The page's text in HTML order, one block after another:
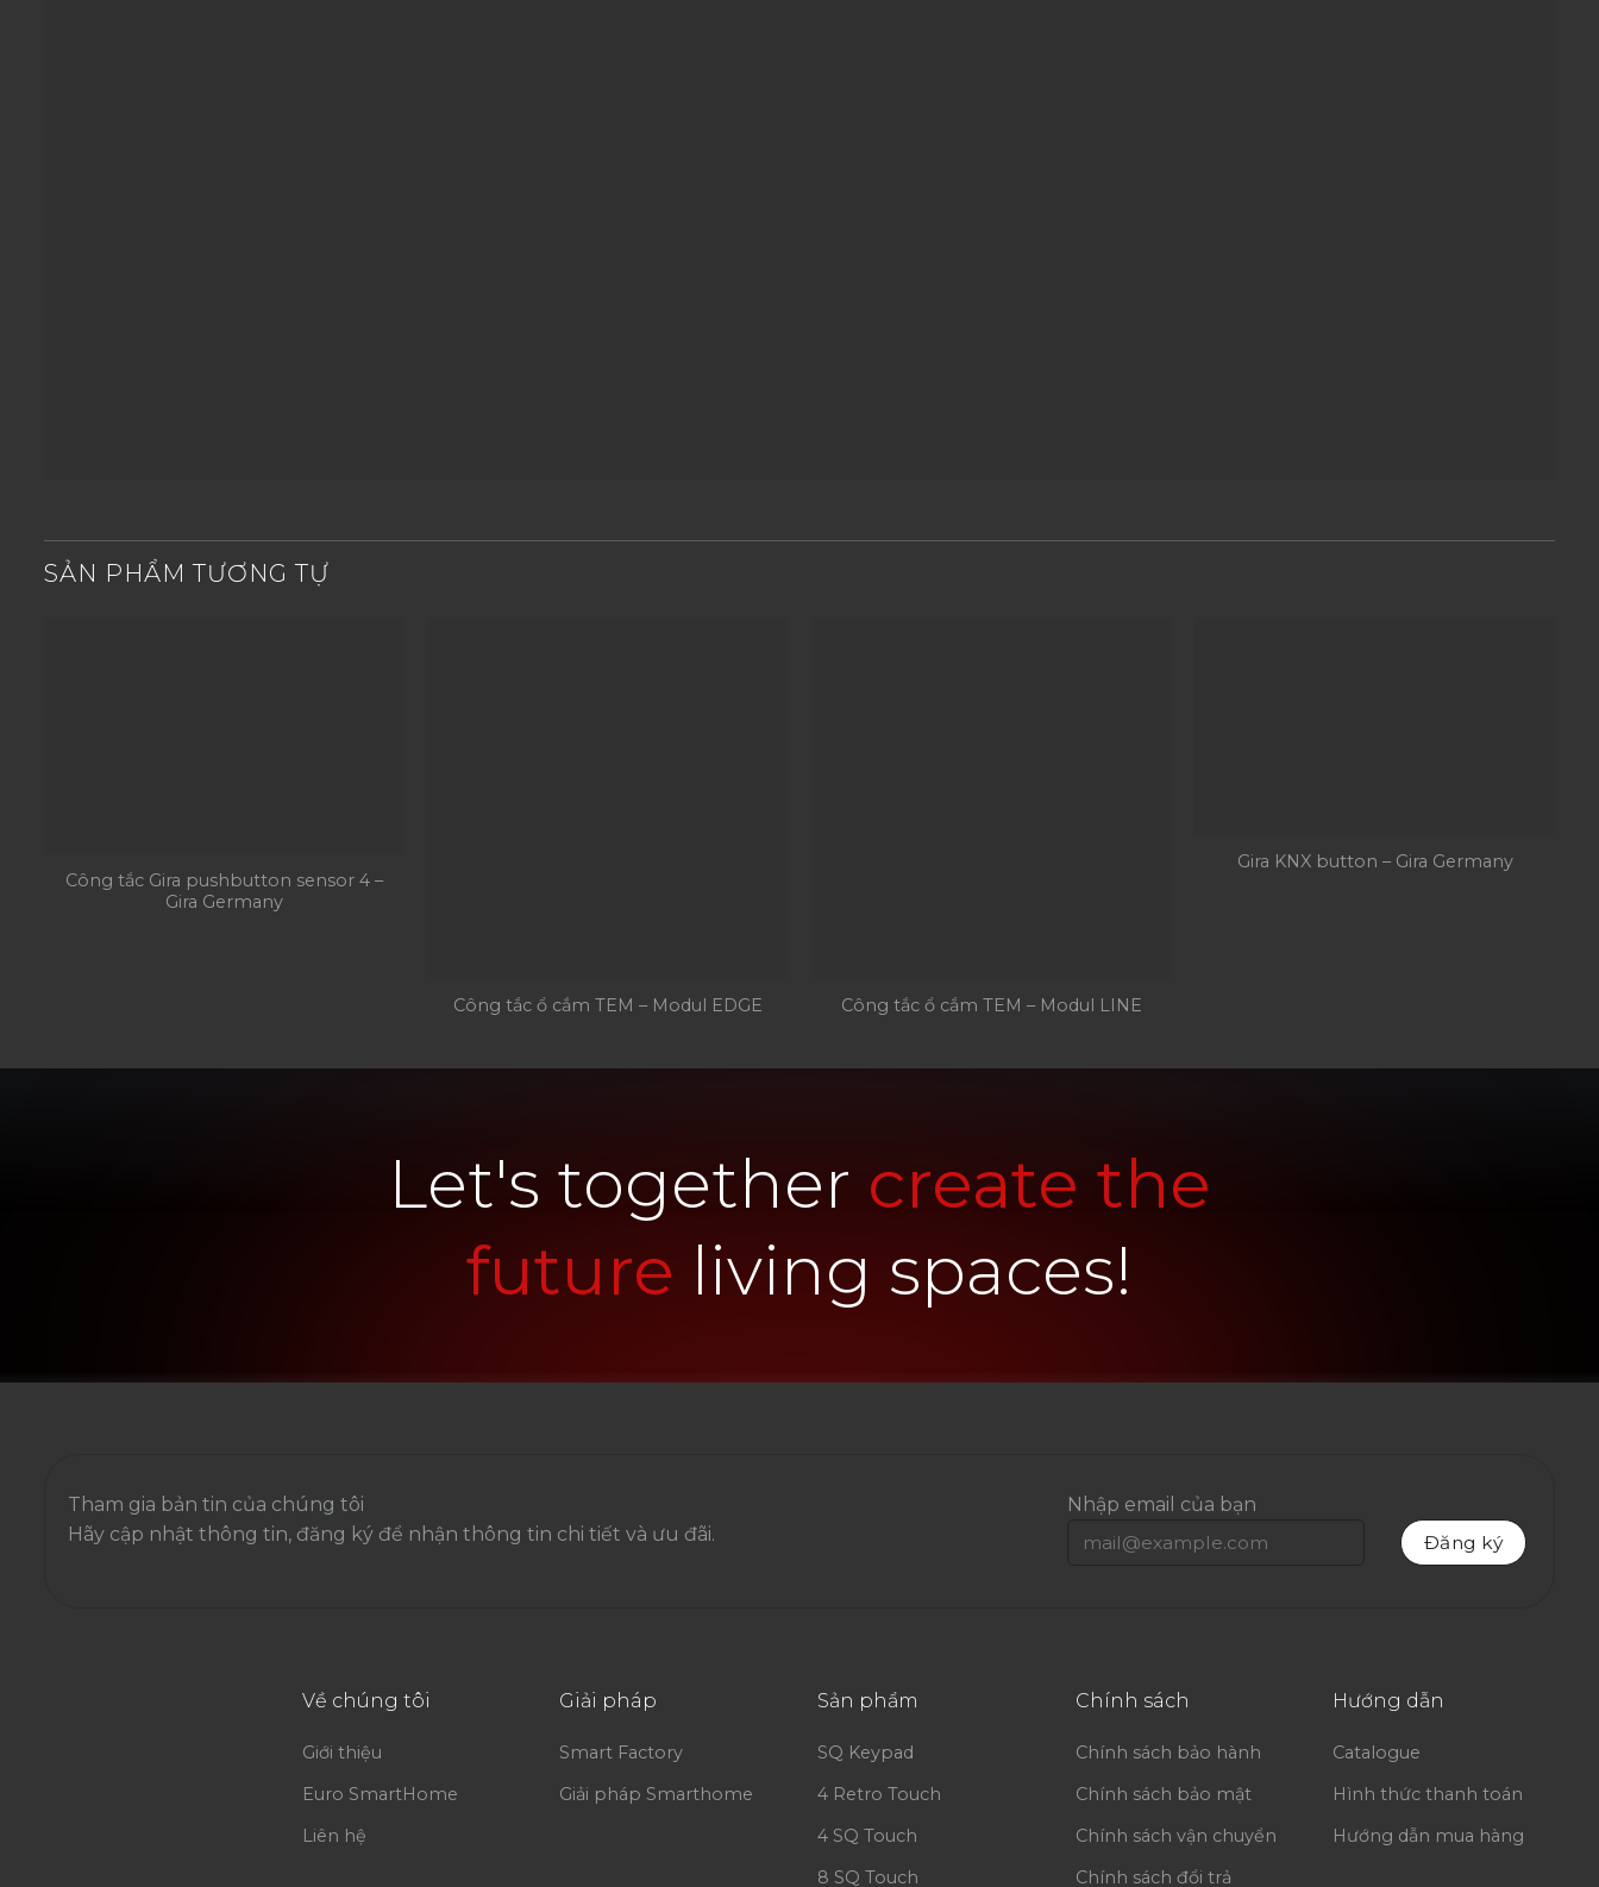
SẢN PHẨM TƯƠNG TỰ
Công tắc Gira pushbutton sensor 4 –
Gira Germany
Công tắc ổ cắm TEM – Modul EDGE Công tắc ổ cắm TEM – Modul LINE
Gira KNX button – Gira Germany
Let's together create the
future living spaces!
Tham gia bản tin của chúng tôi
Hãy cập nhật thông tin, đăng ký để nhận thông tin chi tiết và ưu đãi.
Nhập email của bạn
Về chúng tôi
Giới thiệu
Euro SmartHome
Liên hệ
Giải pháp
Smart Factory
Giải pháp Smarthome
Sản phẩm
SQ Keypad
4 Retro Touch
4 SQ Touch
8 SQ Touch
Chính sách
Chính sách bảo hành
Chính sách bảo mật
Chính sách vận chuyển
Chính sách đổi trả
Hướng dẫn
Catalogue
Hình thức thanh toán
Hướng dẫn mua hàng